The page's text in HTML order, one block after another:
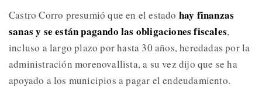
Castro Corro presumió que en el estado hay finanzas
sanas y se están pagando las obligaciones fiscales,
incluso a largo plazo por hasta 30 años, heredadas por la
administración morenovallista, a su vez dijo que se ha
apoyado a los municipios a pagar el endeudamiento.